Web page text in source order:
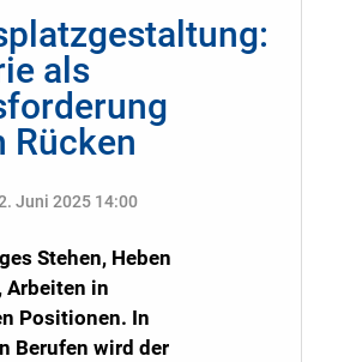
als
Rücken
Juni 2025 14:00
Stehen, Heben
Arbeiten in
Positionen. In
Berufen wird der